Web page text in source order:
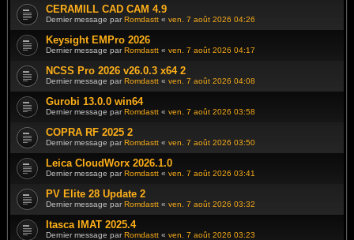
CERAMILL CAD CAM 4.9
Dernier message parRomdastt « ven. 7 août 2026 04:26
Keysight EMPro 2026
Dernier message parRomdastt « ven. 7 août 2026 04:17
NCSS Pro 2026 v26.0.3 x64 2
Dernier message parRomdastt « ven. 7 août 2026 04:08
Gurobi 13.0.0 win64
Dernier message parRomdastt « ven. 7 août 2026 03:58
COPRA RF 2025 2
Dernier message parRomdastt « ven. 7 août 2026 03:50
Leica CloudWorx 2026.1.0
Dernier message parRomdastt « ven. 7 août 2026 03:41
PV Elite 28 Update 2
Dernier message parRomdastt « ven. 7 août 2026 03:32
Itasca IMAT 2025.4
Dernier message parRomdastt « ven. 7 août 2026 03:23